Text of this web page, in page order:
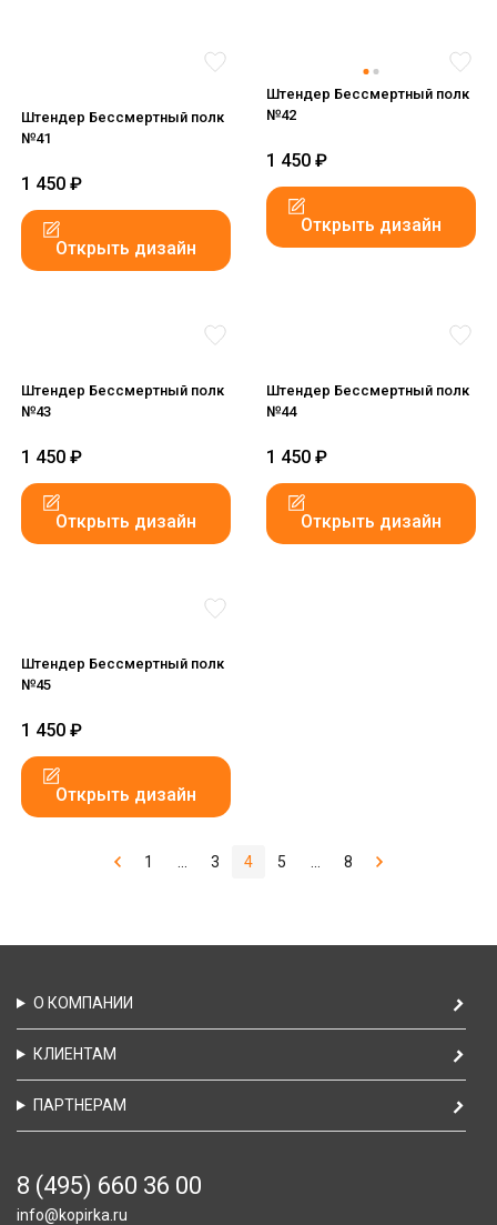
Штендер Бессмертный полк
№41
1 450 ₽
Открыть дизайн
Штендер Бессмертный полк
№42
1 450 ₽
Открыть дизайн
Штендер Бессмертный полк
№43
1 450 ₽
Открыть дизайн
Штендер Бессмертный полк
№44
1 450 ₽
Открыть дизайн
Штендер Бессмертный полк
№45
1 450 ₽
Открыть дизайн
1 3 4 5 8
О КОМПАНИИ
КЛИЕНТАМ
ПАРТНЕРАМ
8 (495) 660 36 00
info@kopirka.ru